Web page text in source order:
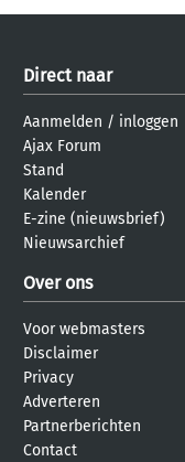
Direct naar
Aanmelden / inloggen
Ajax Forum
Stand
Kalender
E-zine (nieuwsbrief)
Nieuwsarchief
Over ons
Voor webmasters
Disclaimer
Privacy
Adverteren
Partnerberichten
Contact